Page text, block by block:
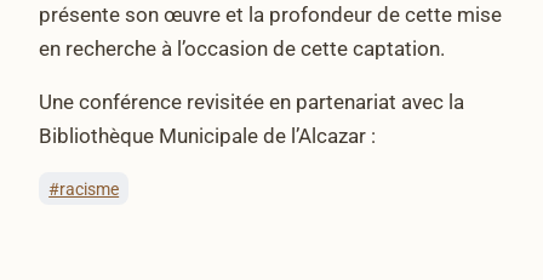
présente son œuvre et la profondeur de cette mise
en recherche à l’occasion de cette captation.
Une conférence revisitée en partenariat avec la
Bibliothèque Municipale de l’Alcazar :
#racisme